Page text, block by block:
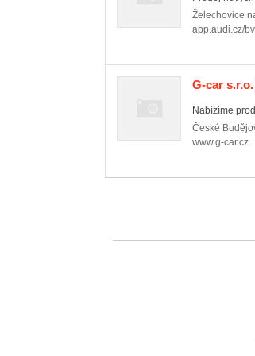
Želechovice
app.audi.cz/
G-car s.r.o.
Nabízíme
České
www.g-car.cz